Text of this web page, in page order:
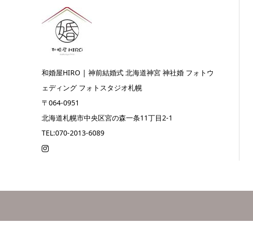
和婚屋HIRO | 神前結婚式 北海道神宮 神社婚 フォトウ
ェディング フォトスタジオ札幌
〒064-0951
北海道札幌市中央区宮の森一条11丁目2-1
TEL:070-2013-6089